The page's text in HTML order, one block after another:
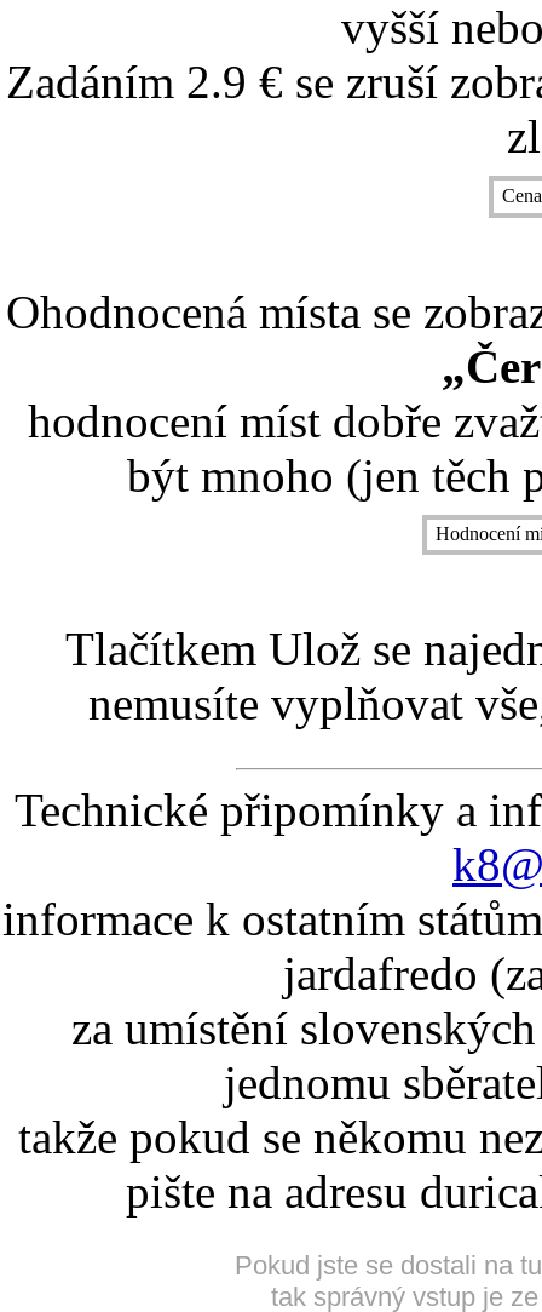
vyšší
Zadáním 2.9 € se zruší
Ohodnocená místa se
hodnocení míst dobře
být mnoho (jen těch
Hodnocení
Tlačítkem Ulož se
nemusíte vyplňovat
Technické připomínky a
informace k ostatním
jardafredo
za umístění
jednomu
takže pokud se někomu
pište na adresu
Pokud jste se dostali na
tak správný vstup je